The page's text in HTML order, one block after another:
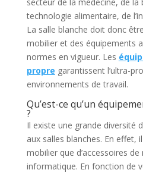
technologie alimentaire, de
La salle blanche doit donc
mobilier et des équipements
normes en vigueur. Les
propre garantissent l’ultra-
environnements de travail.
Qu’est-ce qu’un
?
Il existe une grande diversité
aux salles blanches. En effet,
mobilier que d’accessoires
informatique. En fonction de